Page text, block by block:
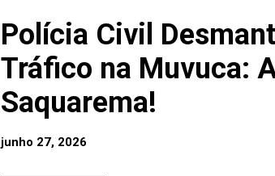
defendem a
regulamentação
manifestação
pontos turísticos
moradores locais,
de sábado, os
Polícia Civil
Tráfico na Muvuca:
Saquarema!
junho 27, 2026